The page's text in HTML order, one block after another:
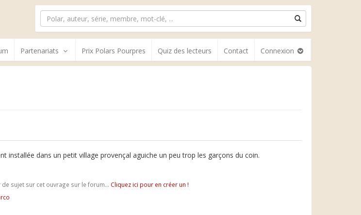
Partenariats Prix Polars Pourpres Quiz des lecteurs Contact Connexion
installée dans un petit village provençal aguiche un peu trop les garçons du coin.
sujet sur cet ouvrage sur le forum... Cliquez ici pour en créer un !